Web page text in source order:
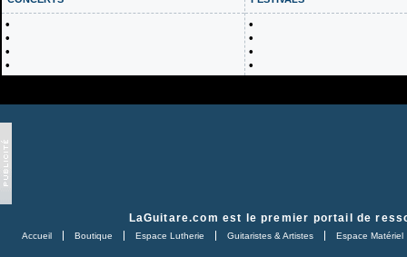
•
•
•
•
•
•
•
•
LaGuitare.com est le premier portail de
Accueil Boutique Espace Lutherie Guitaristes & Artistes Espace Matériel